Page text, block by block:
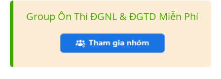
Group Ôn Thi ĐGNL & ĐGTD Miễn Phí